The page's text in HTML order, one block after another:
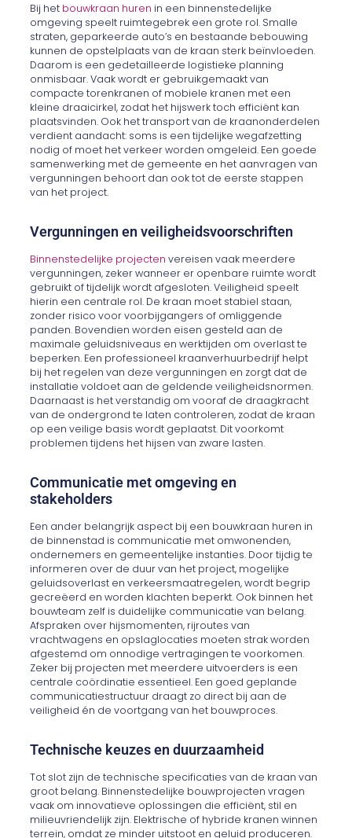
Bij het bouwkraan huren in een binnenstedelijke
omgeving speelt ruimtegebrek een grote rol. Smalle
straten, geparkeerde auto’s en bestaande bebouwing
kunnen de opstelplaats van de kraan sterk beïnvloeden.
Daarom is een gedetailleerde logistieke planning
onmisbaar. Vaak wordt er gebruikgemaakt van
compacte torenkranen of mobiele kranen met een
kleine draaicirkel, zodat het hijswerk toch efficiënt kan
plaatsvinden. Ook het transport van de kraanonderdelen
verdient aandacht: soms is een tijdelijke wegafzetting
nodig of moet het verkeer worden omgeleid. Een goede
samenwerking met de gemeente en het aanvragen van
vergunningen behoort dan ook tot de eerste stappen
van het project.
Vergunningen en veiligheidsvoorschriften
Binnenstedelijke projecten vereisen vaak meerdere
vergunningen, zeker wanneer er openbare ruimte wordt
gebruikt of tijdelijk wordt afgesloten. Veiligheid speelt
hierin een centrale rol. De kraan moet stabiel staan,
zonder risico voor voorbijgangers of omliggende
panden. Bovendien worden eisen gesteld aan de
maximale geluidsniveaus en werktijden om overlast te
beperken. Een professioneel kraanverhuurbedrijf helpt
bij het regelen van deze vergunningen en zorgt dat de
installatie voldoet aan de geldende veiligheidsnormen.
Daarnaast is het verstandig om vooraf de draagkracht
van de ondergrond te laten controleren, zodat de kraan
op een veilige basis wordt geplaatst. Dit voorkomt
problemen tijdens het hijsen van zware lasten.
Communicatie met omgeving en
stakeholders
Een ander belangrijk aspect bij een bouwkraan huren in
de binnenstad is communicatie met omwonenden,
ondernemers en gemeentelijke instanties. Door tijdig te
informeren over de duur van het project, mogelijke
geluidsoverlast en verkeersmaatregelen, wordt begrip
gecreëerd en worden klachten beperkt. Ook binnen het
bouwteam zelf is duidelijke communicatie van belang.
Afspraken over hijsmomenten, rijroutes van
vrachtwagens en opslaglocaties moeten strak worden
afgestemd om onnodige vertragingen te voorkomen.
Zeker bij projecten met meerdere uitvoerders is een
centrale coördinatie essentieel. Een goed geplande
communicatiestructuur draagt zo direct bij aan de
veiligheid én de voortgang van het bouwproces.
Technische keuzes en duurzaamheid
Tot slot zijn de technische specificaties van de kraan van
groot belang. Binnenstedelijke bouwprojecten vragen
vaak om innovatieve oplossingen die efficiënt, stil en
milieuvriendelijk zijn. Elektrische of hybride kranen winnen
terrein, omdat ze minder uitstoot en geluid produceren.